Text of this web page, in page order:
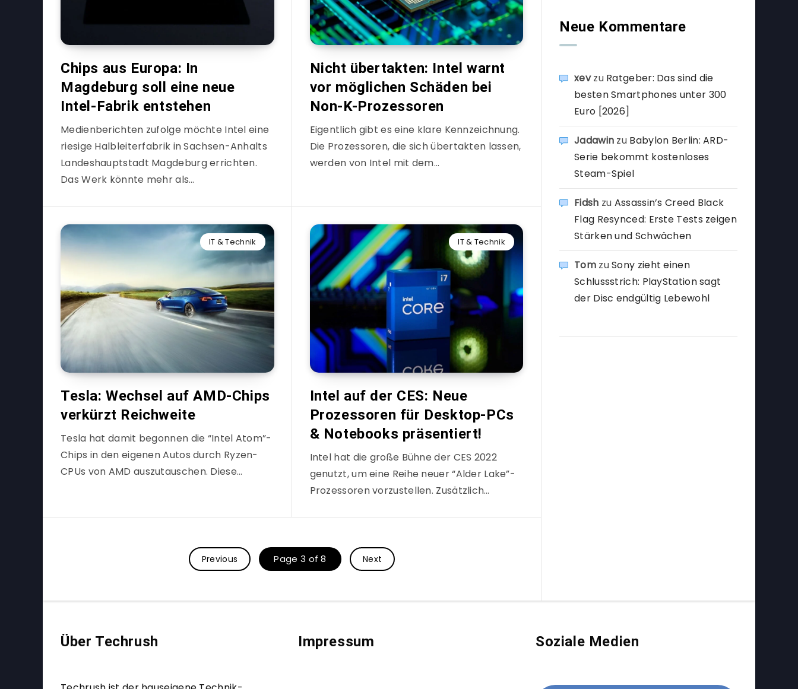
Chips aus Europa: In
Magdeburg soll eine neue
Intel-Fabrik entstehen
Medienberichten zufolge möchte Intel eine
riesige Halbleiterfabrik in Sachsen-Anhalts
Landeshauptstadt Magdeburg errichten.
Das Werk könnte mehr als…
Nicht übertakten: Intel warnt
vor möglichen Schäden bei
Non-K-Prozessoren
Eigentlich gibt es eine klare Kennzeichnung.
Die Prozessoren, die sich übertakten lassen,
werden von Intel mit dem…
IT & Technik
Tesla: Wechsel auf AMD-Chips
verkürzt Reichweite
Tesla hat damit begonnen die “Intel Atom”-
Chips in den eigenen Autos durch Ryzen-
CPUs von AMD auszutauschen. Diese…
IT & Technik
Intel auf der CES: Neue
Prozessoren für Desktop-PCs
& Notebooks präsentiert!
Intel hat die große Bühne der CES 2022
genutzt, um eine Reihe neuer “Alder Lake”-
Prozessoren vorzustellen. Zusätzlich…
Previous Page 3 of 8 Next
Neue Kommentare
xevzu Ratgeber: Das sind die
besten Smartphones unter 300
Euro [2026]
Jadawin zu Babylon Berlin: ARD-
Serie bekommt kostenloses
Steam-Spiel
Fidsh zu Assassin’s Creed Black
Flag Resynced: Erste Tests zeigen
Stärken und Schwächen
TomzuSony zieht einen
Schlussstrich: PlayStation sagt
der Disc endgültig Lebewohl
Über Techrush Impressum Soziale Medien